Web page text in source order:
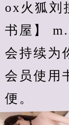
ox火狐刘
书屋】
会持续为
会员使用
便。